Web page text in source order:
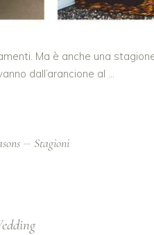
Ma è anche una
dall’arancione al
Stagioni